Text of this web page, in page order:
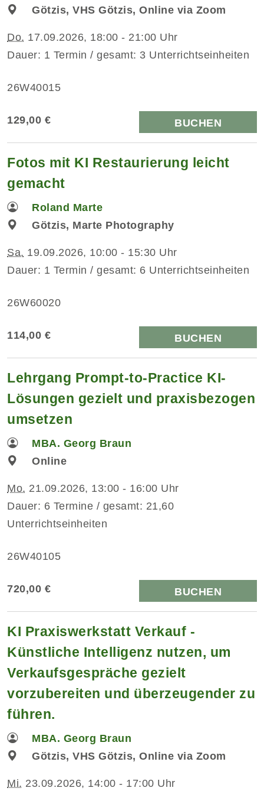
Götzis, VHS Götzis, Online via Zoom
Do. 17.09.2026, 18:00 - 21:00 Uhr
Dauer: 1 Termin / gesamt: 3 Unterrichtseinheiten
26W40015
129,00 € BUCHEN
Fotos mit KI Restaurierung leicht
gemacht
Roland Marte
Götzis, Marte Photography
Sa. 19.09.2026, 10:00 - 15:30 Uhr
Dauer: 1 Termin / gesamt: 6 Unterrichtseinheiten
26W60020
114,00 € BUCHEN
Lehrgang Prompt-to-Practice KI-
Lösungen gezielt und praxisbezogen
umsetzen
MBA. Georg Braun
Online
Mo. 21.09.2026, 13:00 - 16:00 Uhr
Dauer: 6 Termine / gesamt: 21,60
Unterrichtseinheiten
26W40105
720,00 € BUCHEN
KI Praxiswerkstatt Verkauf -
Künstliche Intelligenz nutzen, um
Verkaufsgespräche gezielt
vorzubereiten und überzeugender zu
führen.
MBA. Georg Braun
Götzis, VHS Götzis, Online via Zoom
Mi. 23.09.2026, 14:00 - 17:00 Uhr